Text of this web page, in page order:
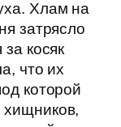
Хлам на
затрясло
косяк
что их
которой
хищников,